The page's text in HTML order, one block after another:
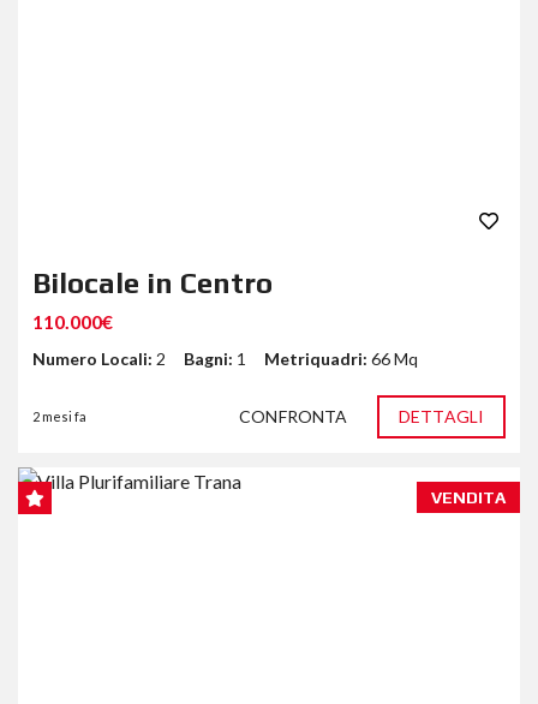
Bilocale in Centro
110.000€
Numero Locali: 2 Bagni: 1 Metriquadri: 66 Mq
2 mesi fa CONFRONTA DETTAGLI
VENDITA